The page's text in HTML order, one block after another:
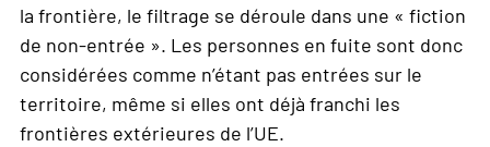
la frontière, le filtrage se déroule dans une « fiction
de non-entrée ». Les personnes en fuite sont donc
considérées comme n’étant pas entrées sur le
territoire, même si elles ont déjà franchi les
frontières extérieures de l’UE.